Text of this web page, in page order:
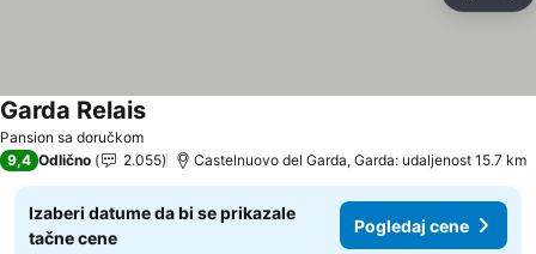
Pansion sa doručkom
Garda RelaisPogledaj cene
9,4 Odlično 2.055 Castelnuovo del Garda, Garda: udaljenost 15.7 km
Izaberi datume da bi se prikazale
tačne cene
Pogledaj cene